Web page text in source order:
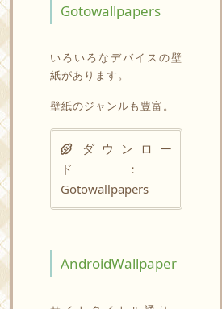
Gotowallpapers
いろいろなデバイスの壁
紙があります。
壁紙のジャンルも豊富。
ダウンロー
ド ：
Gotowallpapers
AndroidWallpaper